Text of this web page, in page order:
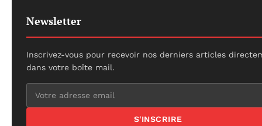
Newsletter
Inscrivez-vous pour recevoir nos derniers articles
dans votre boîte mail.
S'INSCRIRE